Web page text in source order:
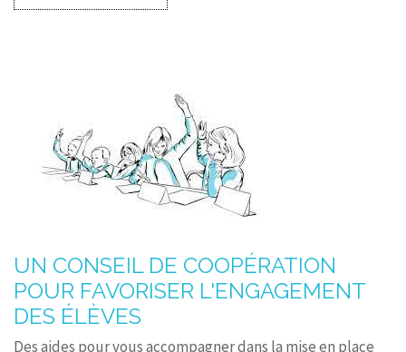
UN CONSEIL DE COOPÉRATION
POUR FAVORISER L'ENGAGEMENT
DES ÉLÈVES
Des aides pour vous accompagner dans la mise en place